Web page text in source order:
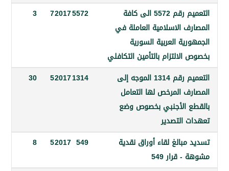
التعميم رقم 5572 الى كافة
الاسلامية العاملة في
العربية السورية
بالتأمين التكافلي
5572
3
التعميم رقم 1314 الموجه إلى
المرخص لها التعامل
الأجنبي بخصوص وضع
التصدير
1314
30
لقاء أوراق نقدية
549
549
8